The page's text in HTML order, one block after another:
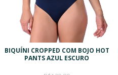
BIQUÍNI CROPPED COM BOJO HOT
PANTS AZUL ESCURO